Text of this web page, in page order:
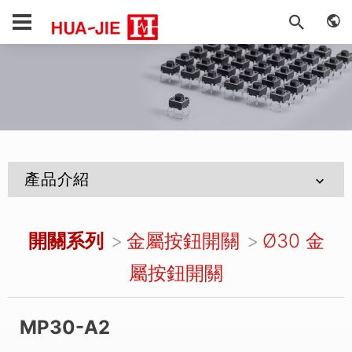
產品介紹
開關系列 金屬按鈕開關
Ø30 金
屬按鈕開關
MP30-A2